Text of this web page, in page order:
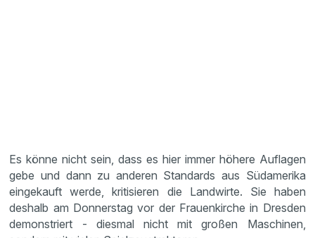
Es könne nicht sein, dass es hier immer höhere Auflagen
gebe und dann zu anderen Standards aus Südamerika
eingekauft werde, kritisieren die Landwirte. Sie haben
deshalb am Donnerstag vor der Frauenkirche in Dresden
demonstriert - diesmal nicht mit großen Maschinen,